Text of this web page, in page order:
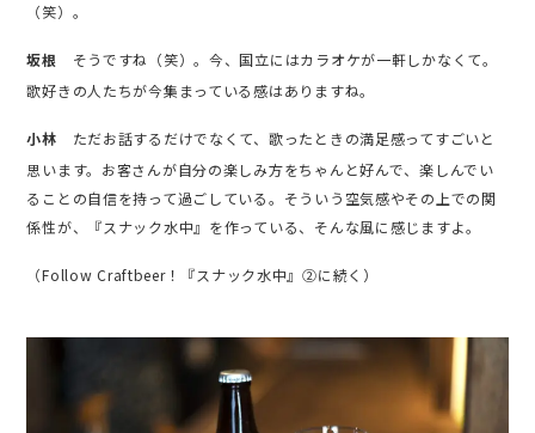
（笑）。
坂根
そうですね（笑）。今、国立にはカラオケが一軒しかなくて。
歌好きの人たちが今集まっている感はありますね。
小林
ただお話するだけでなくて、歌ったときの満足感ってすごいと
思います。お客さんが自分の楽しみ方をちゃんと好んで、楽しんでい
ることの自信を持って過ごしている。そういう空気感やその上での関
係性が、『スナック水中』を作っている、そんな風に感じますよ。
（Follow Craftbeer！『スナック水中』②に続く）